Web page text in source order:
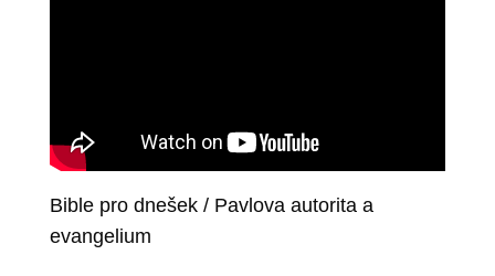
Bible pro dnešek / Pavlova autorita a
evangelium